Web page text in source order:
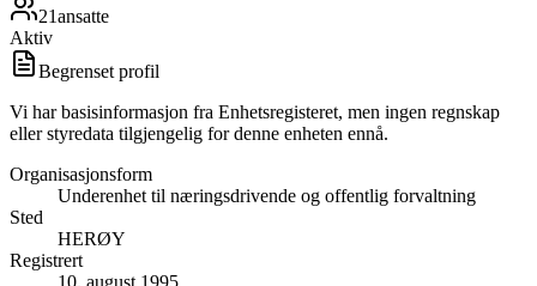
21ansatte
Aktiv
Begrenset profil
Vi har basisinformasjon fra Enhetsregisteret, men ingen regnskap
eller styredata tilgjengelig for denne enheten ennå.
Organisasjonsform
Underenhet til næringsdrivende og offentlig forvaltning
Sted
HERØY
Registrert
10. august 1995